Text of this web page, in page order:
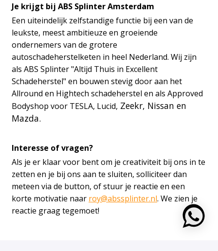
Je krijgt bij ABS Splinter Amsterdam
Een uiteindelijk zelfstandige functie bij een van de
leukste, meest ambitieuze en groeiende
ondernemers van de grotere
autoschadeherstelketen in heel Nederland. Wij zijn
als ABS Splinter "Altijd Thuis in Excellent
Schadeherstel" en bouwen stevig door aan het
Allround en Hightech schadeherstel en als Approved
Bodyshop voor TESLA, Lucid, Zeekr, Nissan en
Mazda.
Interesse of vragen?
Als je er klaar voor bent om je creativiteit bij ons in te
zetten en je bij ons aan te sluiten, solliciteer dan
meteen via de button, of stuur je reactie en een
korte motivatie naar roy@abssplinter.nl. We zien je
reactie graag tegemoet!